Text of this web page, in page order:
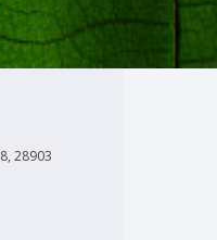
28903